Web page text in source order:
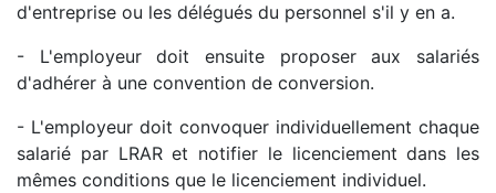
d'entreprise ou les délégués du personnel s'il y en a.
- L'employeur doit ensuite proposer aux salariés
d'adhérer à une convention de conversion.
- L'employeur doit convoquer individuellement chaque
salarié par LRAR et notifier le licenciement dans les
mêmes conditions que le licenciement individuel.